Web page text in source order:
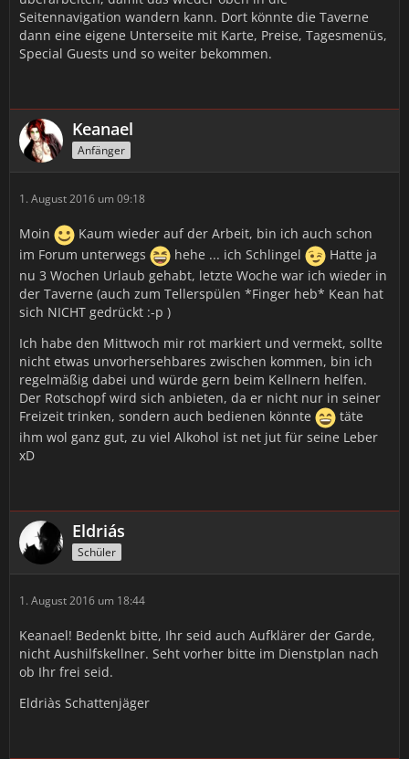
Seitennavigation wandern kann. Dort könnte die Taverne
dann eine eigene Unterseite mit Karte, Preise, Tagesmenüs,
Special Guests und so weiter bekommen.
Keanael
Anfänger
1. August 2016 um 09:18
Moin
Kaum wieder auf der Arbeit, bin ich auch schon
im Forum unterwegs
hehe ... ich Schlingel
Hatte ja
nu 3 Wochen Urlaub gehabt, letzte Woche war ich wieder in
der Taverne (auch zum Tellerspülen *Finger heb* Kean hat
sich NICHT gedrückt :-p )
Ich habe den Mittwoch mir rot markiert und vermekt, sollte
nicht etwas unvorhersehbares zwischen kommen, bin ich
regelmäßig dabei und würde gern beim Kellnern helfen.
Der Rotschopf wird sich anbieten, da er nicht nur in seiner
Freizeit trinken, sondern auch bedienen könnte
täte
ihm wol ganz gut, zu viel Alkohol ist net jut für seine Leber
xD
Eldriás
Schüler
1. August 2016 um 18:44
Keanael! Bedenkt bitte, Ihr seid auch Aufklärer der Garde,
nicht Aushilfskellner. Seht vorher bitte im Dienstplan nach
ob Ihr frei seid.
Eldriàs Schattenjäger